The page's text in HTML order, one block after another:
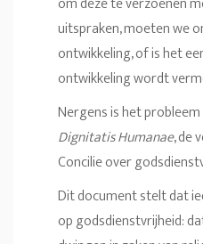
uitspraken, moeten we
ontwikkeling, of is het
ontwikkeling wordt
Nergens is het
Dignitatis Humanae, de
Concilie over
Dit document stelt dat
op godsdienstvrijheid: